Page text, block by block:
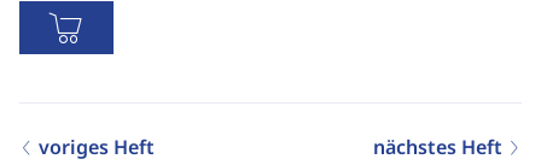
voriges Heft nächstes Heft